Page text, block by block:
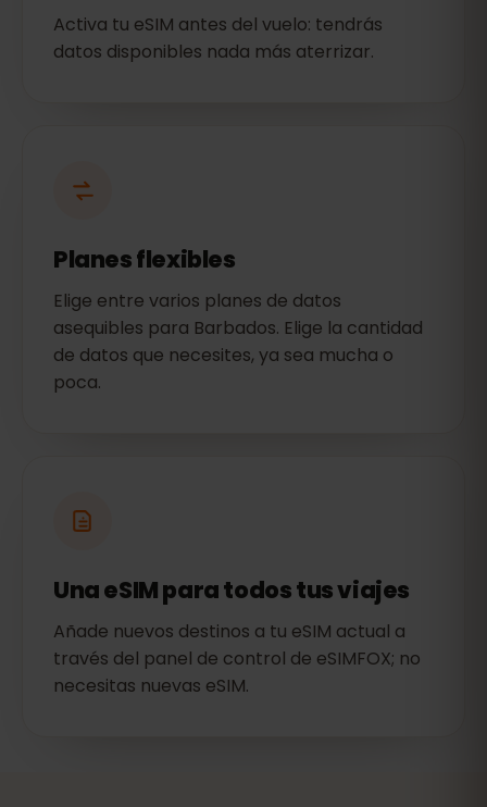
Activa tu eSIM antes del vuelo: tendrás
datos disponibles nada más aterrizar.
Planes flexibles
Elige entre varios planes de datos
asequibles para Barbados. Elige la cantidad
de datos que necesites, ya sea mucha o
poca.
Una eSIM para todos tus viajes
Añade nuevos destinos a tu eSIM actual a
través del panel de control de eSIMFOX; no
necesitas nuevas eSIM.